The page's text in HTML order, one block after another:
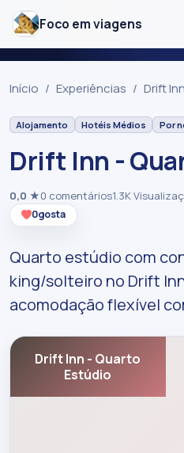
Foco em viagens
Início Experiências Drift
Alojamento Hotéis Médios Por
Drift Inn -
0,0 ★0 comentários1.3K
0gosta
Quarto estúdio com
king/solteiro no Drift
acomodação flexível
Drift Inn - Quarto
Estúdio